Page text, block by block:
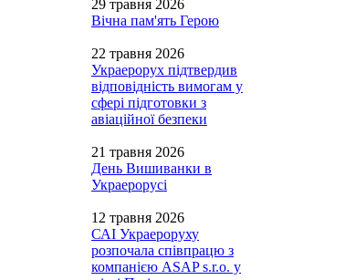
29 травня 2026
Вічна пам'ять Герою
22 травня 2026
Украерорух підтвердив
відповідність вимогам у
сфері підготовки з
авіаційної безпеки
21 травня 2026
День Вишиванки в
Украерорусі
12 травня 2026
САІ Украероруху
розпочала співпрацю з
компанією ASAP s.r.o. у